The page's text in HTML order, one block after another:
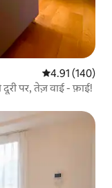
औसत रेटिंग 5 में से
4.91 (140)
पर, तेज़ वाई - फ़ाई!